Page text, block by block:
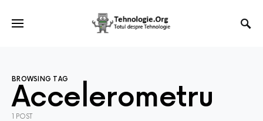
BROWSING TAG
Accelerometru
1 POST